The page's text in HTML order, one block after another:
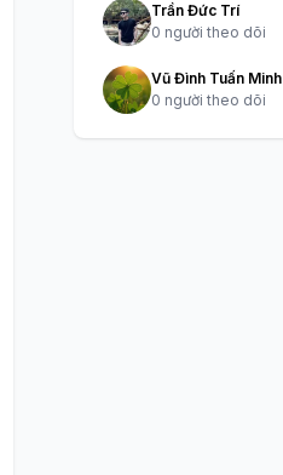
Trần Đức Trí
0 người theo dõi
Vũ Đình Tuấn Minh
0 người theo dõi